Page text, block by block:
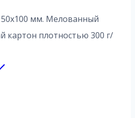
мм. Мелованный
картон плотностью 300 г/